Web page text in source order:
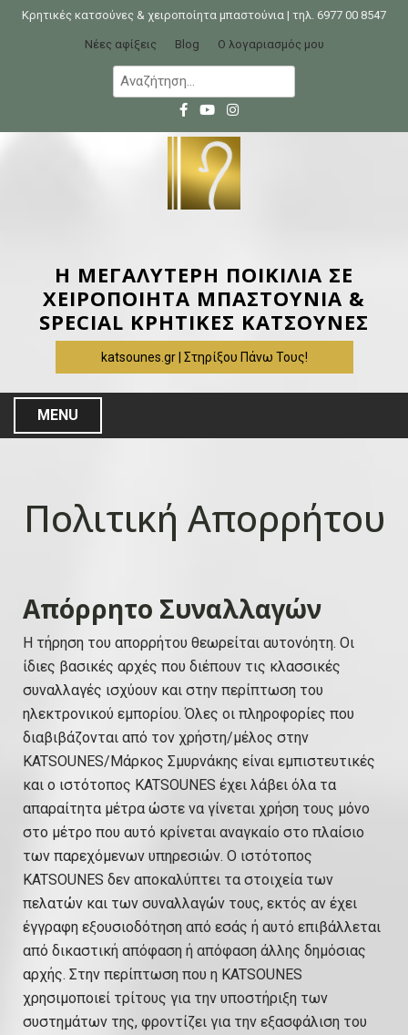
Κρητικές κατσούνες & χειροποίητα μπαστούνια | τηλ. 6977 00 8547
Νέες αφίξεις Blog Ο λογαριασμός μου
Η ΜΕΓΑΛΥΤΕΡΗ ΠΟΙΚΙΛΙΑ ΣΕ
ΧΕΙΡΟΠΟΙΗΤΑ ΜΠΑΣΤΟΥΝΙΑ &
SPECIAL ΚΡΗΤΙΚΕΣ ΚΑΤΣΟΥΝΕΣ
katsounes.gr | Στηρίξου Πάνω Τους!
MENU
Πολιτική Απορρήτου
Απόρρητο Συναλλαγών
Η τήρηση του απορρήτου θεωρείται αυτονόητη. Οι
ίδιες βασικές αρχές που διέπουν τις κλασσικές
συναλλαγές ισχύουν και στην περίπτωση του
ηλεκτρονικού εμπορίου. Όλες οι πληροφορίες που
διαβιβάζονται από τον χρήστη/μέλος στην
KATSOUNES/Μάρκος Σμυρνάκης είναι εμπιστευτικές
και ο ιστότοπος KATSOUNES έχει λάβει όλα τα
απαραίτητα μέτρα ώστε να γίνεται χρήση τους μόνο
στο μέτρο που αυτό κρίνεται αναγκαίο στο πλαίσιο
των παρεχόμενων υπηρεσιών. Ο ιστότοπος
KATSOUNES δεν αποκαλύπτει τα στοιχεία των
πελατών και των συναλλαγών τους, εκτός αν έχει
έγγραφη εξουσιοδότηση από εσάς ή αυτό επιβάλλεται
από δικαστική απόφαση ή απόφαση άλλης δημόσιας
αρχής. Στην περίπτωση που η KATSOUNES
χρησιμοποιεί τρίτους για την υποστήριξη των
συστημάτων της, φροντίζει για την εξασφάλιση του